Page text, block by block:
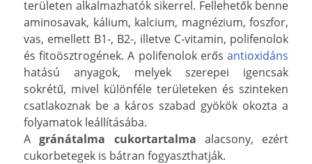
területen alkalmazhatók sikerrel. Fellehetők benne
aminosavak, kálium, kalcium, magnézium, foszfor,
vas, emellett B1-, B2-, illetve C-vitamin, polifenolok
és fitoösztrogének. A polifenolok erős antioxidáns
hatású anyagok, melyek szerepei igencsak
sokrétű, mivel különféle területeken és szinteken
csatlakoznak be a káros szabad gyökök okozta a
folyamatok leállításába.
Agránátalma cukortartalma alacsony, ezért
cukorbetegek is bátran fogyaszthatják.